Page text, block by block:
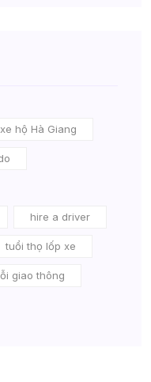
hộ Hà Giang
hire a driver
tuổi thọ lốp xe
giao thông